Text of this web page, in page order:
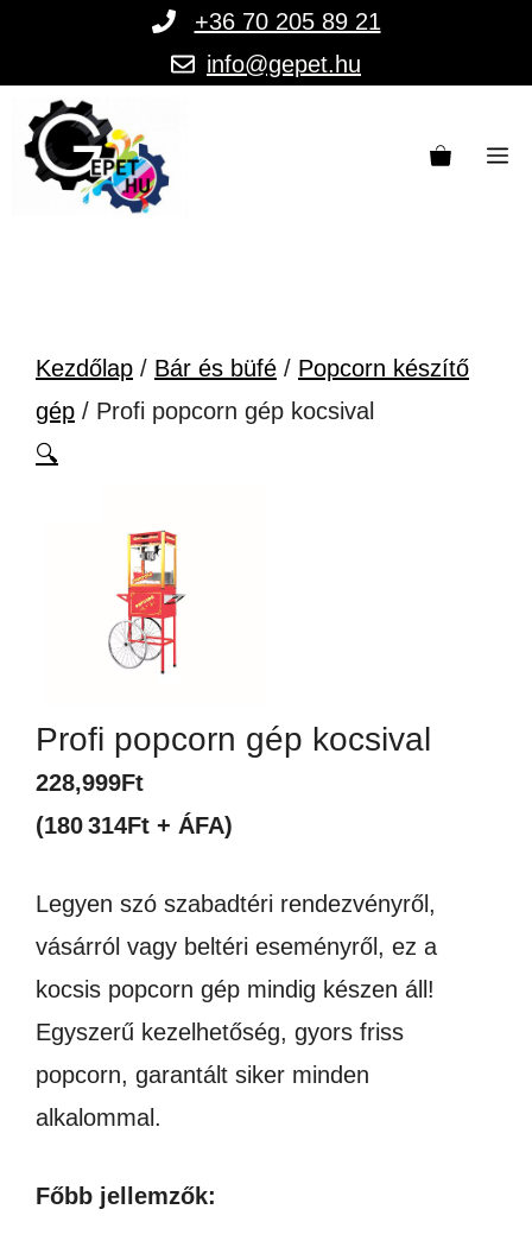
tartalomba
+36 70 205 89 21
info@gepet.hu
Kezdőlap / Bár és büfé / Popcorn készítő
gép / Profi popcorn gép kocsival
🔍
Profi popcorn gép kocsival
228,999Ft
(180 314Ft + ÁFA)
Legyen szó szabadtéri rendezvényről,
vásárról vagy beltéri eseményről, ez a
kocsis popcorn gép mindig készen áll!
Egyszerű kezelhetőség, gyors friss
popcorn, garantált siker minden
alkalommal.
Főbb jellemzők: